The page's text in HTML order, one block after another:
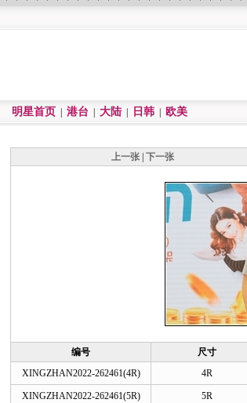
明星首页 港台 大陆 日韩 欧美
上一张 下一张
编号 尺寸
XINGZHAN2022-262461(4R)
4R
XINGZHAN2022-262461(5R) 5R